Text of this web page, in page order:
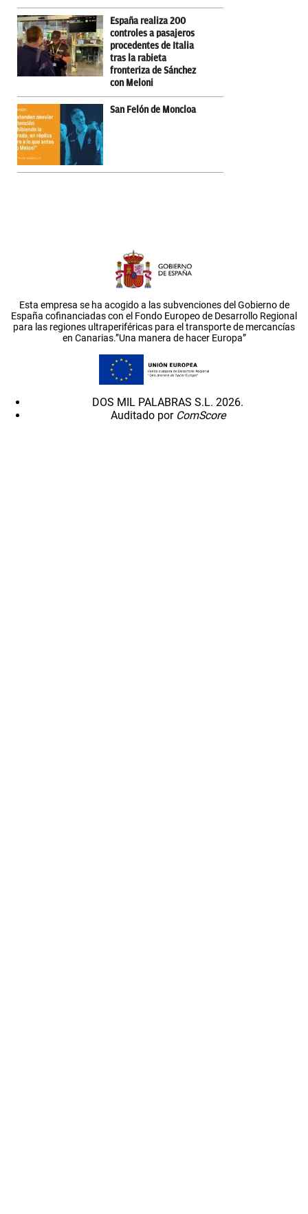
España realiza 200
controles a pasajeros
procedentes de Italia
tras la rabieta
fronteriza de Sánchez
con Meloni
San Felón de Moncloa
Esta empresa se ha acogido a las subvenciones del Gobierno de
España cofinanciadas con el Fondo Europeo de Desarrollo Regional
para las regiones ultraperiféricas para el transporte de mercancías
en Canarias.”Una manera de hacer Europa”
DOS MIL PALABRAS S.L. 2026.
Auditado por ComScore